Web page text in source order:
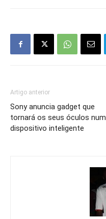
Artigo anterior
Sony anuncia gadget que
tornará os seus óculos num
dispositivo inteligente